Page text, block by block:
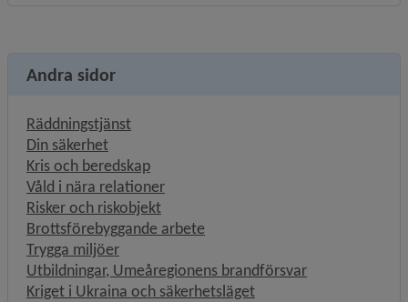
Andra sidor
Räddningstjänst
Din säkerhet
Kris och beredskap
Våld i nära relationer
Risker och riskobjekt
Brottsförebyggande arbete
Trygga miljöer
Utbildningar, Umeåregionens brandförsvar
Kriget i Ukraina och säkerhetsläget